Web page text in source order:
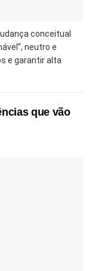
conceitual
neutro e
e garantir alta
que vão